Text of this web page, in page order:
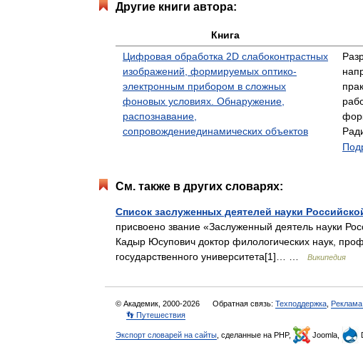
Другие книги автора:
Книга
Цифровая обработка 2D слабоконтрастных
изображений, формируемых оптико-
электронным прибором в сложных
фоновых условиях. Обнаружение,
распознавание,
сопровождениединамических объектов
См. также в других словарях:
Список заслуженных деятелей науки
присвоено звание «Заслуженный деятель науки
Кадыр Юсупович доктор филологических наук,
государственного университета[1]… …
Википедия
© Академик, 2000-2026 Обратная связь: Техподдержка
👣 Путешествия
Экспорт словарей на сайты , сделанные на PHP, Joomla,